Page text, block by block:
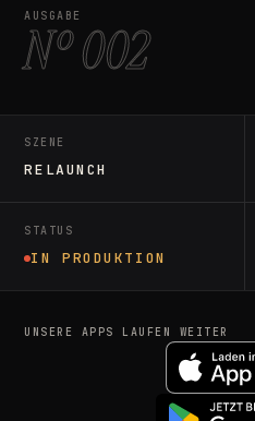
AUSGABE
Nº 002
SZENE
RELAUNCH
STATUS
IN PRODUKTION
UNSERE APPS LAUFEN WEITER